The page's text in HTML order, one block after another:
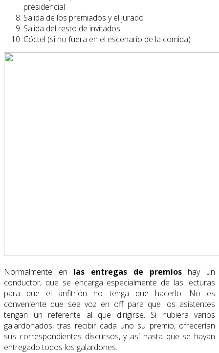
presidencial
Salida de los premiados y el jurado
Salida del resto de invitados
Cóctel (si no fuera en el escenario de la comida)
Normalmente en las entregas de premioshay un
conductor, que se encarga especialmente de las lecturas
para que el anfitrión no tenga que hacerlo. No es
conveniente que sea voz en off para que los asistentes
tengan un referente al que dirigirse. Si hubiera varios
galardonados, tras recibir cada uno su premio, ofrecerían
sus correspondientes discursos, y así hasta que se hayan
entregado todos los galardones.